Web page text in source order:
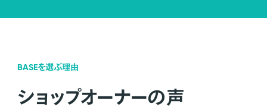
BASEを選ぶ理由
ショップオーナーの声